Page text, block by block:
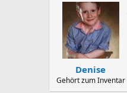
e
r
Denise
Gehört zum Inventar